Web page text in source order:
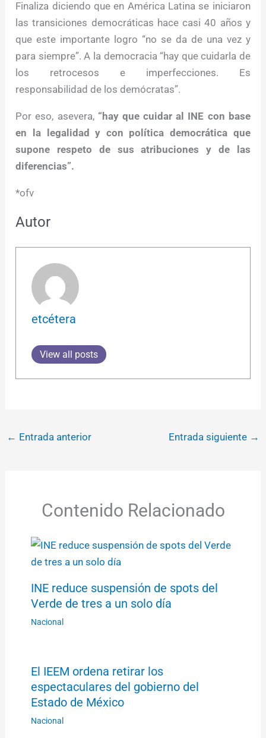
Finaliza diciendo que en América Latina se iniciaron
las transiciones democráticas hace casi 40 años y
que este importante logro “no se da de una vez y
para siempre”. A la democracia “hay que cuidarla de
los retrocesos e imperfecciones. Es
responsabilidad de los demócratas”.
Por eso, asevera, “hay que cuidar al INE con base
en la legalidad y con política democrática que
supone respeto de sus atribuciones y de las
diferencias”.
*ofv
Autor
etcétera
View all posts
← Entrada anterior Entrada siguiente →
Contenido Relacionado
INE reduce suspensión de spots del
Verde de tres a un solo día
Nacional
El IEEM ordena retirar los
espectaculares del gobierno del
Estado de México
Nacional